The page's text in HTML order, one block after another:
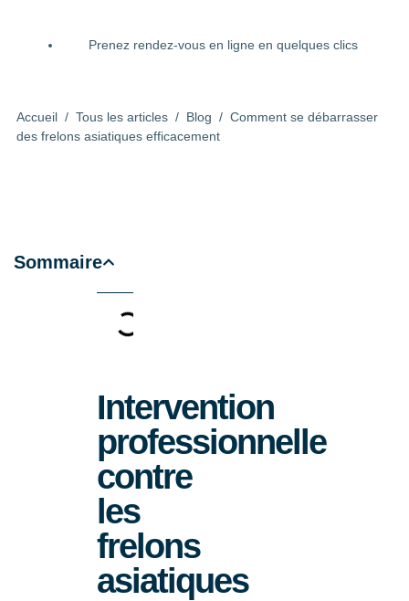
Prenez rendez-vous en ligne en quelques clics
Accueil / Tous les articles / Blog / Comment se débarrasser
des frelons asiatiques efficacement
Sommaire
Intervention
professionnelle
contre
les
frelons
asiatiques